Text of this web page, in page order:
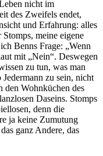
nicht im
des Zweifels endet,
und Erfahrung: alles
meine eigene
Benns Frage: „Wenn
mit „Nein“. Deswegen
zu tun, was man
zu sein, nicht
den Wohnküchen des
Daseins. Stomps
denn die
ja keine Zumutung
ganz Andere, das